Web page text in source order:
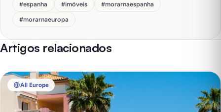
#espanha #imóveis #morarnaespanha
#morarnaeuropa
Artigos relacionados
All Europe